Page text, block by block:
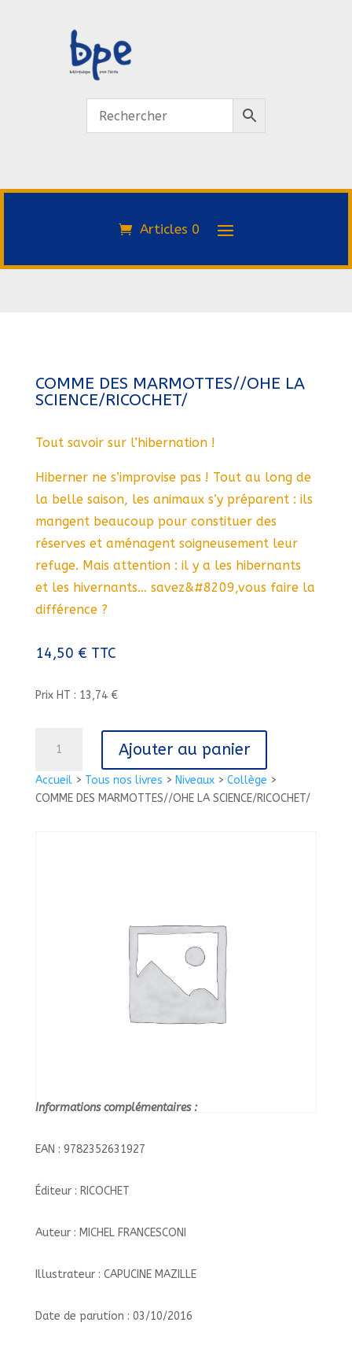
Articles 0
Accueil> Tous nos livres > Niveaux> Collège >
COMME DES MARMOTTES//OHE LA SCIENCE/RICOCHET/
COMME DES MARMOTTES//OHE LA
SCIENCE/RICOCHET/
Tout savoir sur l’hibernation !
Hiberner ne s’improvise pas ! Tout au long de
la belle saison, les animaux s’y préparent : ils
mangent beaucoup pour constituer des
réserves et aménagent soigneusement leur
refuge. Mais attention : il y a les hibernants
et les hivernants… savez&#8209,vous faire la
différence ?
14,50 € TTC
Prix HT : 13,74 €
COMME
DES
Ajouter au panier
Informations complémentaires :
EAN : 9782352631927
Éditeur : RICOCHET
Auteur : MICHEL FRANCESCONI
Illustrateur : CAPUCINE MAZILLE
Date de parution : 03/10/2016